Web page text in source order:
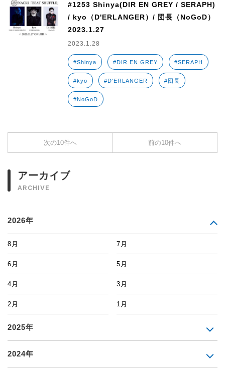
#1253 Shinya(DIR EN GREY / SERAPH)
/ kyo（D'ERLANGER）/ 団長（NoGoD）
2023.1.27
2023.1.28
#Shinya #DIR EN GREY #SERAPH
#kyo #D'ERLANGER #団長
#NoGoD
次の10件へ 前の10件へ
アーカイブ
ARCHIVE
2026年
8月 7月
6月 5月
4月 3月
2月 1月
2025年
2024年